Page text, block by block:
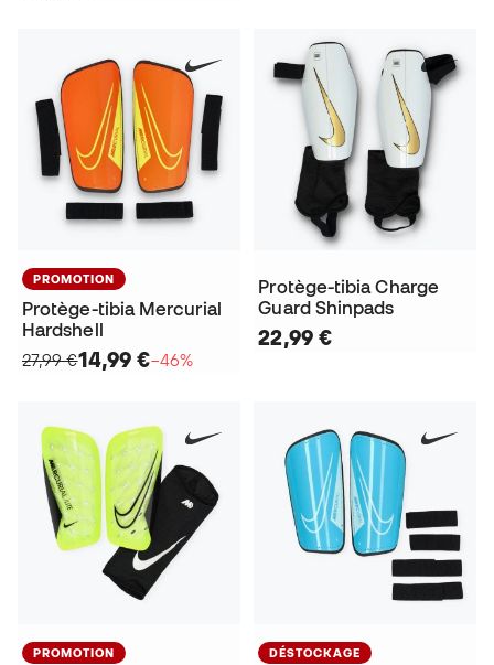
PROMOTION
Protège-tibia Mercurial
Hardshell
27,99 €14,99 €−46%
Protège-tibia Charge
Guard Shinpads
22,99 €
PROMOTION DÉSTOCKAGE